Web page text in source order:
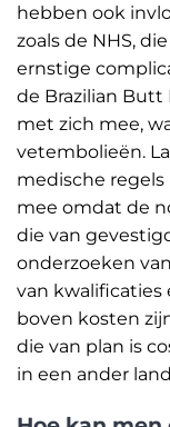
hebben ook
zoals de NHS,
ernstige
de Brazilian Butt
met zich mee,
vetembolieën.
medische regels
mee omdat de
die van
onderzoeken
van kwalificaties
boven kosten
die van plan is
in een ander